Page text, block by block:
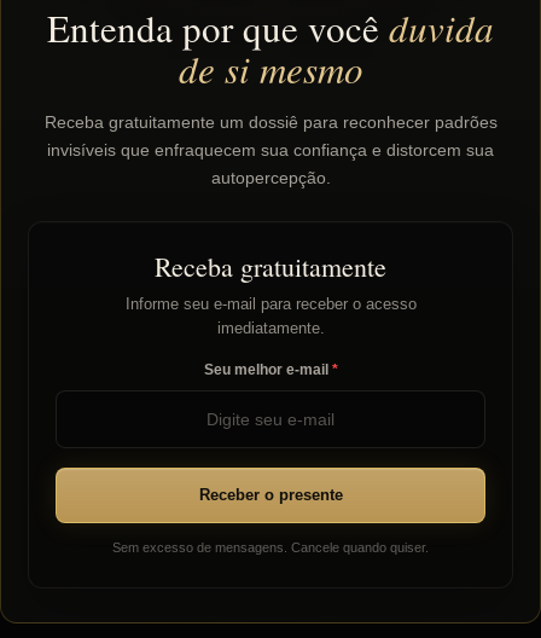
Entenda por que você duvida
de si mesmo
Receba gratuitamente um dossiê para reconhecer padrões
invisíveis que enfraquecem sua confiança e distorcem sua
autopercepção.
Receba gratuitamente
Informe seu e-mail para receber o acesso
imediatamente.
Seu melhor e-mail
Receber o presente
Sem excesso de mensagens. Cancele quando quiser.